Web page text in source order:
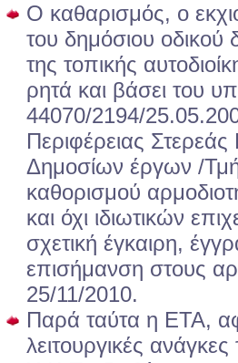
Ο καθαρισμός, ο
του δημόσιου οδικού
της τοπικής
ρητά και βάσει του
44070/2194/
Περιφέρειας
Δημοσίων έργων /
καθορισμού
και όχι ιδιωτικών
σχετική έγκαιρη,
επισήμανση στους
25/11/2010.
Παρά ταύτα η ΕΤΑ,
λειτουργικές